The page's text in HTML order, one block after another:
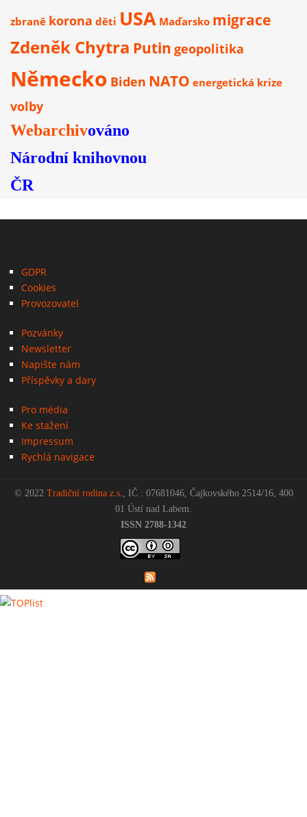
zbraně korona děti USA Maďarsko migrace
Zdeněk Chytra Putin geopolitika
Německo Biden NATO energetická krize
volby
Webarchivováno
Národní knihovnou
ČR
GDPR
Cookies
Provozovatel
Pozvánky
Newsletter
Napište nám
Příspěvky a dary
Pro média
Ke stažení
Impressum
Rychlá navigace
© 2022 Tradiční rodina z.s., IČ : 07681046, Čajkovského 2514/16, 400
01 Ústí nad Labem.
ISSN 2788-1342